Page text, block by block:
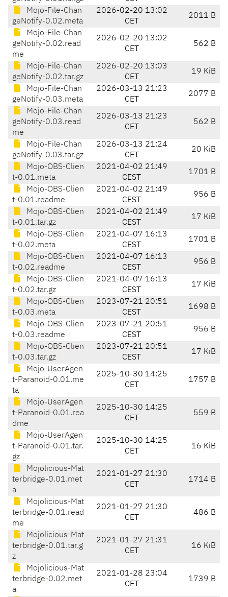
Mojo-File-Chan
geNotify-0.02.meta
2026-02-20 13:02
CET
2011 B
Mojo-File-Chan
geNotify-0.02.read
me
2026-02-20 13:02
CET
562 B
Mojo-File-Chan
geNotify-0.02.tar.gz
2026-02-20 13:03
CET
19 KiB
Mojo-File-Chan
geNotify-0.03.meta
2026-03-13 21:23
CET
2077 B
Mojo-File-Chan
geNotify-0.03.read
me
2026-03-13 21:23
CET
562 B
Mojo-File-Chan
geNotify-0.03.tar.gz
2026-03-13 21:24
CET
20 KiB
Mojo-OBS-Clien
t-0.01.meta
2021-04-02 21:49
CEST
1701 B
Mojo-OBS-Clien
t-0.01.readme
2021-04-02 21:49
CEST
956 B
Mojo-OBS-Clien
t-0.01.tar.gz
2021-04-02 21:49
CEST
17 KiB
Mojo-OBS-Clien
t-0.02.meta
2021-04-07 16:13
CEST
1701 B
Mojo-OBS-Clien
t-0.02.readme
2021-04-07 16:13
CEST
956 B
Mojo-OBS-Clien
t-0.02.tar.gz
2021-04-07 16:13
CEST
17 KiB
Mojo-OBS-Clien
t-0.03.meta
2023-07-21 20:51
CEST
1698 B
Mojo-OBS-Clien
t-0.03.readme
2023-07-21 20:51
CEST
956 B
Mojo-OBS-Clien
t-0.03.tar.gz
2023-07-21 20:51
CEST
17 KiB
Mojo-UserAgen
t-Paranoid-0.01.me
ta
2025-10-30 14:25
CET
1757 B
Mojo-UserAgen
t-Paranoid-0.01.rea
dme
2025-10-30 14:25
CET
559 B
Mojo-UserAgen
t-Paranoid-0.01.tar.
gz
2025-10-30 14:25
CET
16 KiB
Mojolicious-Mat
terbridge-0.01.met
a
2021-01-27 21:30
CET
1714 B
Mojolicious-Mat
terbridge-0.01.read
me
2021-01-27 21:30
CET
486 B
Mojolicious-Mat
terbridge-0.01.tar.g
z
2021-01-27 21:31
CET
16 KiB
Mojolicious-Mat
terbridge-0.02.met
a
2021-01-28 23:04
CET
1739 B